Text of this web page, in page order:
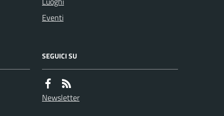
Eventi
SEGUICI SU
Newsletter